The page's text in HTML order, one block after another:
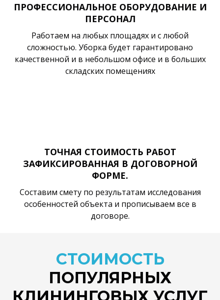
ПРОФЕССИОНАЛЬНОЕ ОБОРУДОВАНИЕ И
ПЕРСОНАЛ
Работаем на любых площадях и с любой
сложностью. Уборка будет гарантировано
качественной и в небольшом офисе и в больших
складских помещениях
ТОЧНАЯ СТОИМОСТЬ РАБОТ
ЗАФИКСИРОВАННАЯ В ДОГОВОРНОЙ
ФОРМЕ.
Составим смету по результатам исследования
особенностей объекта и прописываем все в
договоре.
СТОИМОСТЬ
ПОПУЛЯРНЫХ
КЛИНИНГОВЫХ УСЛУГ